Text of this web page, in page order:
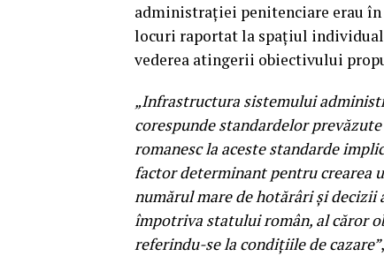
administraţiei penitenciare erau în
locuri raportat la spaţiul individual
vederea atingerii obiectivului
„Infrastructura sistemului
corespunde standardelor
romanesc la aceste standarde
factor determinant pentru crearea
numărul mare de hotărâri şi
împotriva statului român, al căror
referindu-se la condiţiile de cazare”